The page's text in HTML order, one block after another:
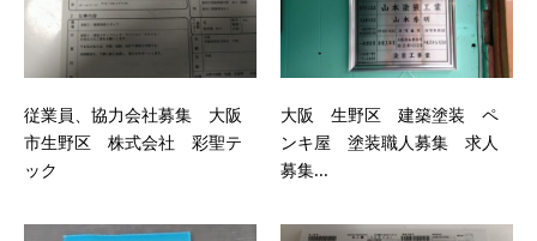
従業員、協力会社募集 大阪
市生野区 株式会社 彩聖テ
ック
大阪 生野区 建築塗装 ペ
ンキ屋 塗装職人募集 求人
募集...